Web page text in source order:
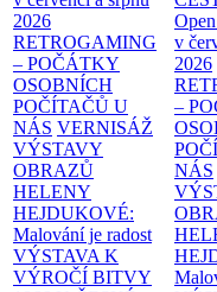
2026
RETROGAMING
– POČÁTKY
OSOBNÍCH
POČÍTAČŮ U
NÁS VERNISÁŽ
VÝSTAVY
OBRAZŮ
HELENY
HEJDUKOVÉ:
Malování je radost
VÝSTAVA K
VÝROČÍ BITVY
v
2026
–
NÁS